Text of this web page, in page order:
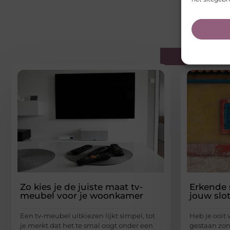
Zo kies je de juiste maat tv-
meubel voor je woonkamer
Een tv-meubel uitkiezen lijkt simpel, tot
je merkt dat het te smal oogt onder een
Erkende
jouw
Heb je ooit
gestaan